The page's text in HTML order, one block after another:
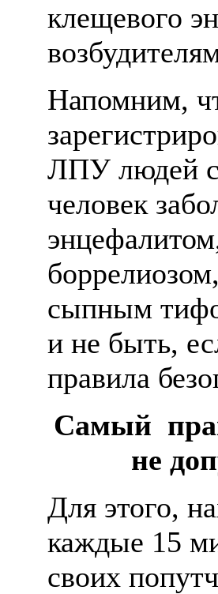
клещевого
Напомним,
ЛПУ людей с
человек
сыпным
и не быть,
правила
Самый
не
Для этого,
каждые 15
своих